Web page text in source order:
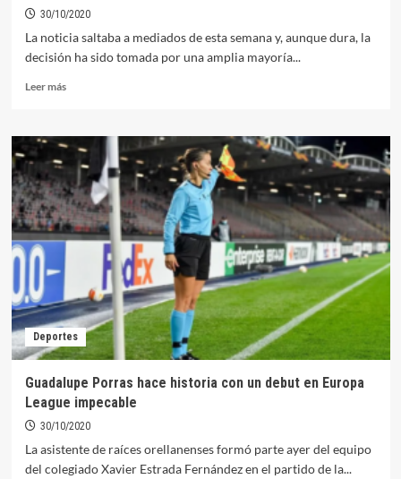
30/10/2020
La noticia saltaba a mediados de esta semana y, aunque dura, la
decisión ha sido tomada por una amplia mayoría...
Leer másLeer
La
crisis
sanitaria
obliga
al
Orellana
CD
renunciar
la
temporada
2020/2021
Deportes
Guadalupe Porras hace historia con un debut en Europa
League impecable
30/10/2020
La asistente de raíces orellanenses formó parte ayer del equipo
del colegiado Xavier Estrada Fernández en el partido de la...